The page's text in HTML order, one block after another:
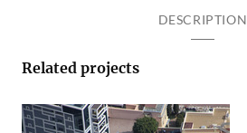
DESCRIPTION
Related projects